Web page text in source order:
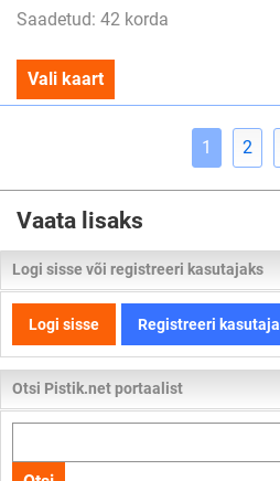
Saadetud: 42 korda
Vali kaart
1 2
Vaata lisaks
Logi sisse või registreeri kasutajaks
Logi sisse Registreeri kasutaja
Otsi Pistik.net portaalist
kogu